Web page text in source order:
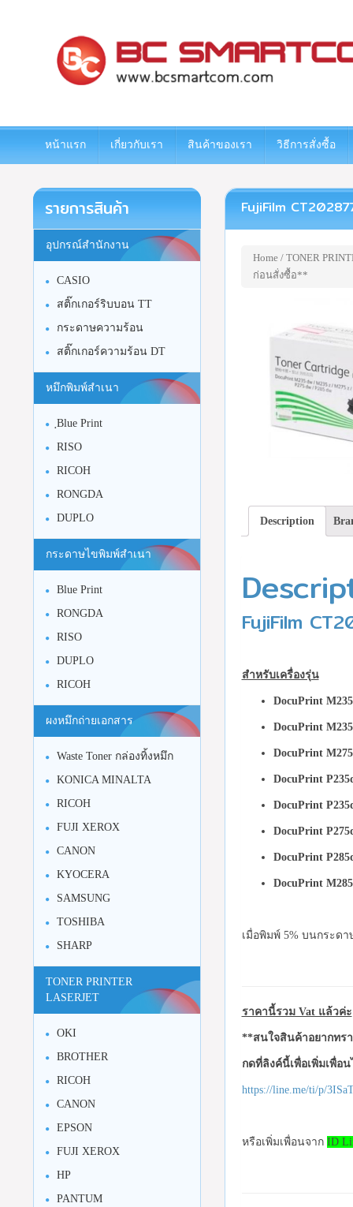
หน้าแรก เกี่ยวกับเรา สินค้าของเรา วิธีการสั่งซื้อ
FujiFilm
Home/ TONER
ก่อนสั่งซื้อ**
Description
FujiFilm
สำหรับเครื่องรุ่น
DocuPrint
DocuPrint
DocuPrint
DocuPrint
DocuPrint
DocuPrint
DocuPrint
DocuPrint
เมื่อพิมพ์ 5% บนกระด
ราคานี้รวม Vat แล้วค่ะ
**สนใจสินค้าอยากทร
กดที่ลิงค์นี้เพื่อเพิ่มเพื่อ
https://line.me/ti/p/
หรือเพิ่มเพื่อนจาก ID
รายการสินค้า
อุปกรณ์สำนักงาน
CASIO
สติ๊กเกอร์ริบบอน TT
กระดาษความร้อน
สติ๊กเกอร์ความร้อน DT
หมึกพิมพ์สำเนา
ฺBlue Print
RISO
RICOH
RONGDA
DUPLO
กระดาษไขพิมพ์สำเนา
Blue Print
RONGDA
RISO
DUPLO
RICOH
ผงหมึกถ่ายเอกสาร
Waste Toner กล่องทิ้งหมึก
KONICA MINALTA
RICOH
FUJI XEROX
CANON
KYOCERA
SAMSUNG
TOSHIBA
SHARP
TONER PRINTER
LASERJET
OKI
BROTHER
RICOH
CANON
EPSON
FUJI XEROX
HP
PANTUM